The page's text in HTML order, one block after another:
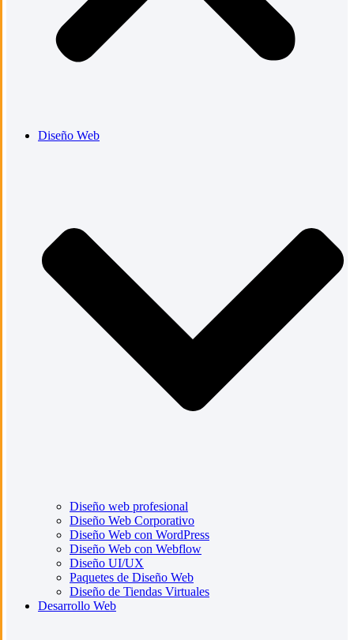
Diseño Web
Diseño web profesional
Diseño Web Corporativo
Diseño Web con WordPress
Diseño Web con Webflow
Diseño UI/UX
Paquetes de Diseño Web
Diseño de Tiendas Virtuales
Desarrollo Web